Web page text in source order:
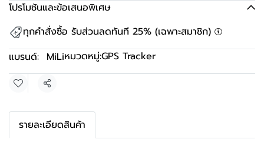
โปรโมชันและข้อเสนอพิเศษ
ทุกคำสั่งซื้อ รับส่วนลดทันที 25% (เฉพาะสมาชิก)
แบรนด์: MiLiหมวดหมู่:GPS Tracker
แชร์
รายละเอียดสินค้า